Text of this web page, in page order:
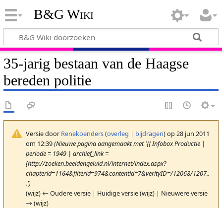
B&G Wiki
35-jarig bestaan van de Haagse
bereden politie
Versie door Renekoenders(overleg | bijdragen)op 28 jun 2011
om 12:39(Nieuwe pagina aangemaakt met '{{ Infobox Productie |
periode = 1949 | archief_link =
[http://zoeken.beeldengeluid.nl/internet/index.aspx?
chapterid=1164&filterid=974&contentid=7&verityID=/12068/1207..
.')
(wijz) ← Oudere versie | Huidige versie (wijz) | Nieuwere versie
→ (wijz)